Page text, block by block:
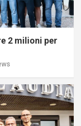
2 milioni per